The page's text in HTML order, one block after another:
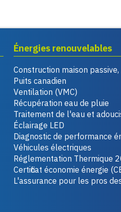
Énergies renouvelables
Construction maison passive,
Puits canadien
Ventilation (VMC)
Récupération eau de pluie
Traitement de l'eau et
Éclairage LED
Diagnostic de performance
Véhicules électriques
Réglementation Thermique
Certificat économie énergie
L'assurance pour les pros